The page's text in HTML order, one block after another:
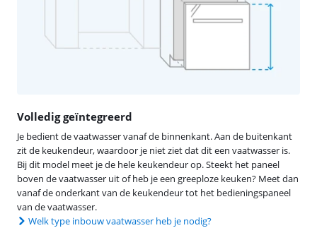
Volledig geïntegreerd
Je bedient de vaatwasser vanaf de binnenkant. Aan de buitenkant
zit de keukendeur, waardoor je niet ziet dat dit een vaatwasser is.
Bij dit model meet je de hele keukendeur op. Steekt het paneel
boven de vaatwasser uit of heb je een greeploze keuken? Meet dan
vanaf de onderkant van de keukendeur tot het bedieningspaneel
van de vaatwasser.
Welk type inbouw vaatwasser heb je nodig?